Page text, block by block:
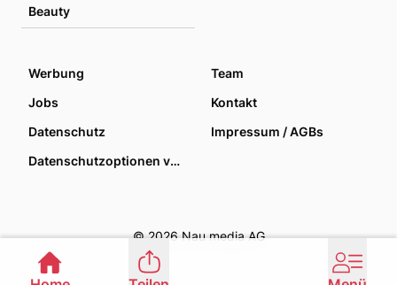
Beauty
Werbung
Team
Jobs
Kontakt
Datenschutz
Impressum / AGBs
Datenschutzoptionen verwalten
© 2026 Nau media AG